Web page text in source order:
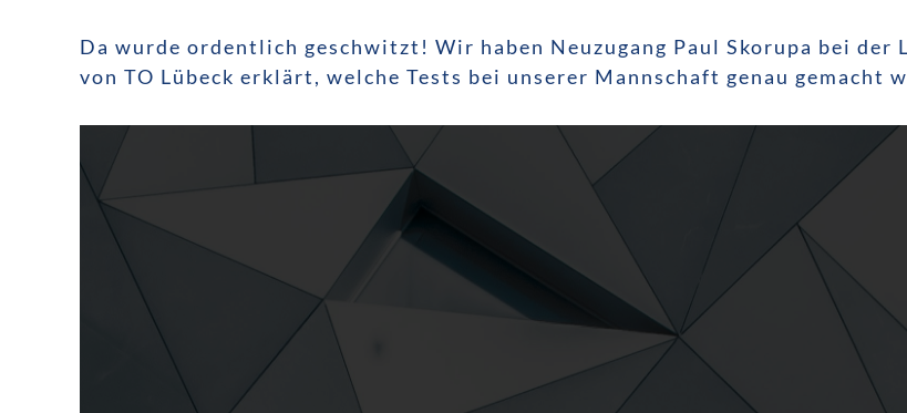
Da wurde ordentlich geschwitzt! Wir haben Neuzugang Paul Skorupa bei
von TO Lübeck erklärt, welche Tests bei unserer Mannschaft genau gemacht